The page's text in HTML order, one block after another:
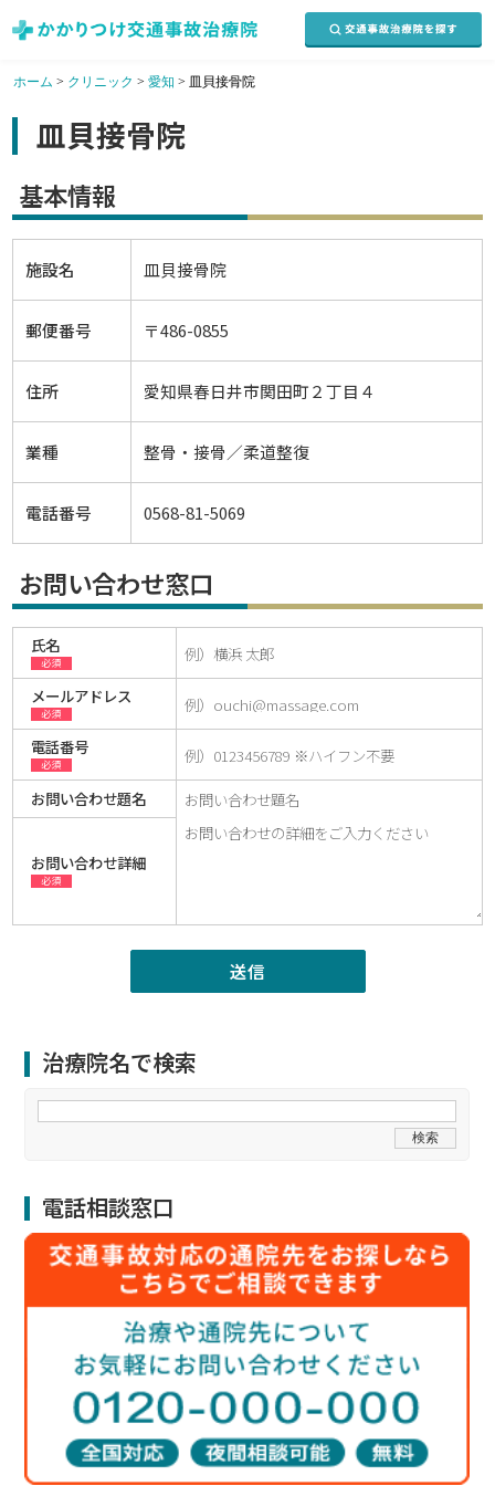
ホーム > クリニック > 愛知 > 皿貝接骨院
皿貝接骨院
基本情報
施設名 皿貝接骨院
郵便番号 〒486-0855
住所 愛知県春日井市関田町２丁目４
業種 整骨・接骨／柔道整復
電話番号 0568-81-5069
お問い合わせ窓口
氏名
必須
メールアドレス
必須
電話番号
必須
お問い合わせ題名
お問い合わせ詳細
必須
治療院名で検索
電話相談窓口